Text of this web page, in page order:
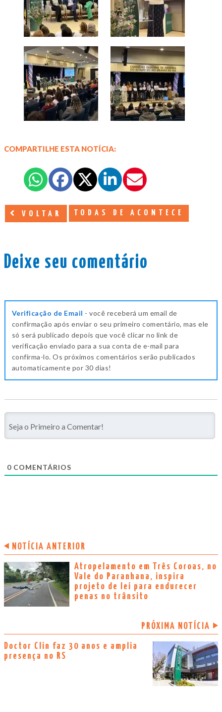
COMPARTILHE ESTA NOTÍCIA:
VOLTAR TODAS DE ACONTECE
Deixe seu comentário
Verificação de Email - você receberá um email de
confirmação após enviar o seu primeiro comentário, mas ele
só será publicado depois que você clicar no link de
verificação enviado para a sua conta de e-mail para
confirma-lo. Os próximos comentários serão publicados
automaticamente por 30 dias!
0 COMENTÁRIOS
NOTÍCIA ANTERIOR
Atropelamento em Três Coroas, no
Vale do Paranhana, inspira
projeto de lei para endurecer
penas no trânsito
PRÓXIMA NOTÍCIA
Doctor Clin faz 30 anos e amplia
presença no RS